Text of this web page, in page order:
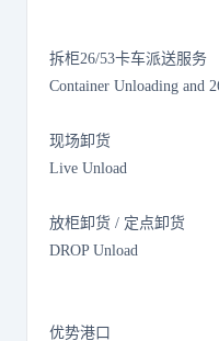
拆柜26/53卡车派送服务
Container Unloading and
现场卸货
Live Unload
放柜卸货 / 定点卸货
DROP Unload
优势港口